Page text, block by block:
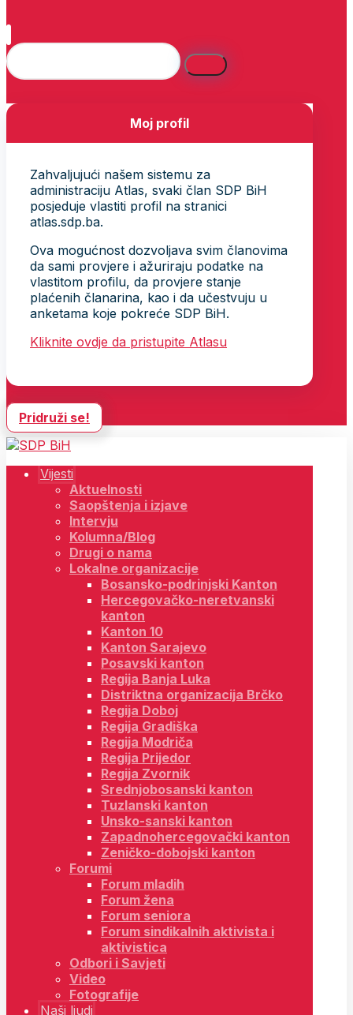
Moj profil
Zahvaljujući našem sistemu za
administraciju Atlas, svaki član SDP BiH
posjeduje vlastiti profil na stranici
atlas.sdp.ba.
Ova mogućnost dozvoljava svim članovima
da sami provjere i ažuriraju podatke na
vlastitom profilu, da provjere stanje
plaćenih članarina, kao i da učestvuju u
anketama koje pokreće SDP BiH.
Kliknite ovdje da pristupite Atlasu
Pridruži se!
Vijesti
Aktuelnosti
Saopštenja i izjave
Intervju
Kolumna/Blog
Drugi o nama
Lokalne organizacije
Bosansko-podrinjski Kanton
Hercegovačko-neretvanski
kanton
Kanton 10
Kanton Sarajevo
Posavski kanton
Regija Banja Luka
Distriktna organizacija Brčko
Regija Doboj
Regija Gradiška
Regija Modriča
Regija Prijedor
Regija Zvornik
Srednjobosanski kanton
Tuzlanski kanton
Unsko-sanski kanton
Zapadnohercegovački kanton
Zeničko-dobojski kanton
Forumi
Forum mladih
Forum žena
Forum seniora
Forum sindikalnih aktivista i
aktivistica
Odbori i Savjeti
Video
Fotografije
Naši ljudi